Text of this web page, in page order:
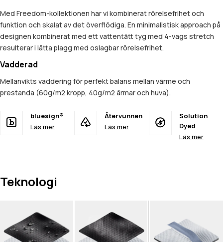
Med Freedom-kollektionen har vi kombinerat rörelsefrihet och
funktion och skalat av det överflödiga. En minimalistisk approach på
designen kombinerat med ett vattentätt tyg med 4-vags stretch
resulterar i lätta plagg med oslagbar rörelsefrihet.
Vadderad
Mellanvikts vaddering för perfekt balans mellan värme och
prestanda (60g/m2 kropp, 40g/m2 ärmar och huva).
bluesign®
Läs mer
Återvunnen
Läs mer
Solution
Dyed
Läs mer
Teknologi